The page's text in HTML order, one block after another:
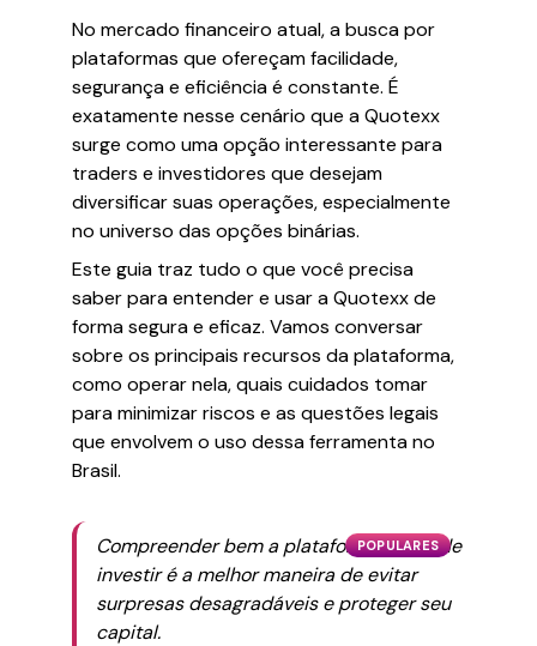
No mercado financeiro atual, a busca por
plataformas que ofereçam facilidade,
segurança e eficiência é constante. É
exatamente nesse cenário que a Quotexx
surge como uma opção interessante para
traders e investidores que desejam
diversificar suas operações, especialmente
no universo das opções binárias.
Este guia traz tudo o que você precisa
saber para entender e usar a Quotexx de
forma segura e eficaz. Vamos conversar
sobre os principais recursos da plataforma,
como operar nela, quais cuidados tomar
para minimizar riscos e as questões legais
que envolvem o uso dessa ferramenta no
Brasil.
POPULARES
Compreender bem a plataforma antes de
investir é a melhor maneira de evitar
surpresas desagradáveis e proteger seu
capital.